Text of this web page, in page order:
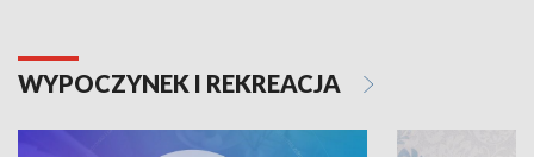
WYPOCZYNEK I REKREACJA